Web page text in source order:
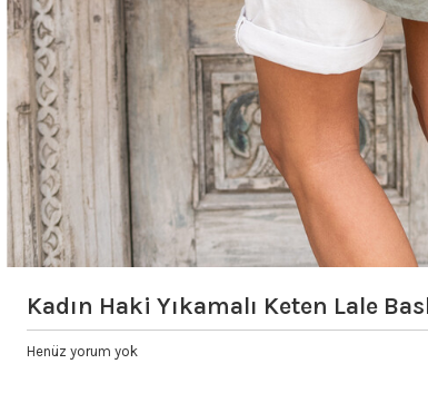
Kadın Haki Yıkamalı Keten Lale
Henüz yorum yok